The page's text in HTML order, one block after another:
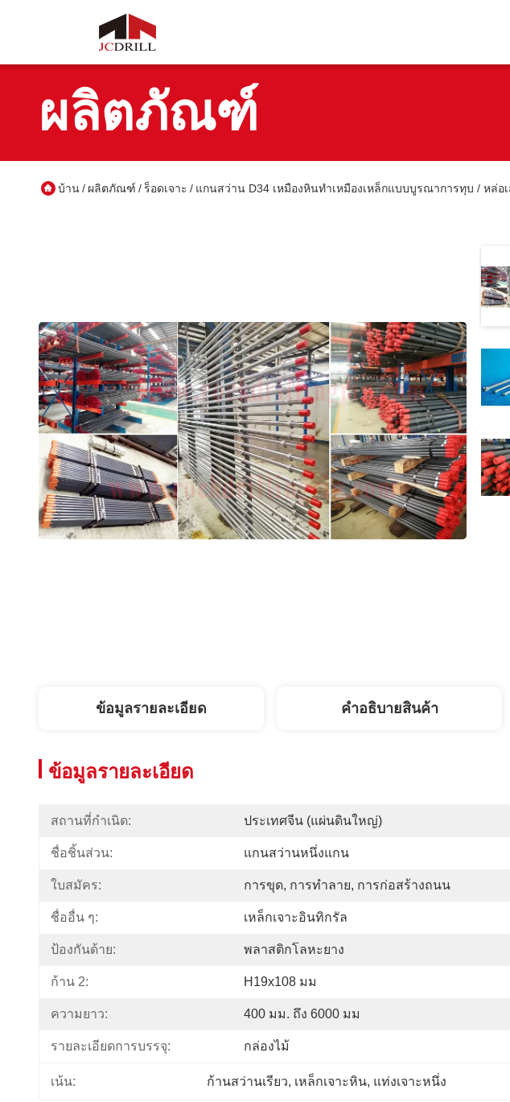
ผลิตภัณฑ์
บ้าน/ ผลิตภัณฑ์ / ร็อดเจาะ / แกนสว่าน D34 เหมืองหินทำเหมืองเหล็กแบบบูรณาการทุบ / หล่อ
ข้อมูลรายละเอียด คําอธิบายสินค้า
ข้อมูลรายละเอียด
สถานที่กำเนิด: ประเทศจีน (แผ่นดินใหญ่)
ชื่อชิ้นส่วน: แกนสว่านหนึ่งแกน
ใบสมัคร: การขุด, การทำลาย, การก่อสร้างถนน
ชื่ออื่น ๆ: เหล็กเจาะอินทิกรัล
ป้องกันด้าย: พลาสติกโลหะยาง
ก้าน 2: H19x108 มม
ความยาว: 400 มม. ถึง 6000 มม
รายละเอียดการบรรจุ: กล่องไม้
เน้น: ก้านสว่านเรียว, เหล็กเจาะหิน, แท่งเจาะหนึ่ง